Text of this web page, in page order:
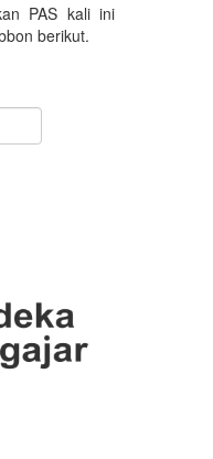
PAS kali ini
berikut.